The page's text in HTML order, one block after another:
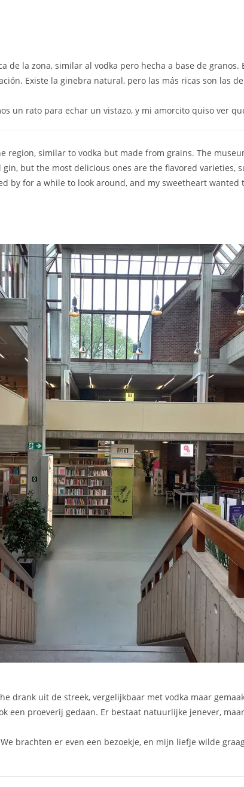
de la zona, similar al vodka pero hecha a base de
Existe la ginebra natural, pero las más ricas son las
un rato para echar un vistazo, y mi amorcito quiso ver
similar to vodka but made from grains. The
but the most delicious ones are the flavored varieties,
by for a while to look around, and my sweetheart wanted
drank uit de streek, vergelijkbaar met vodka maar
een proeverij gedaan. Er bestaat natuurlijke jenever,
brachten er even een bezoekje, en mijn liefje wilde